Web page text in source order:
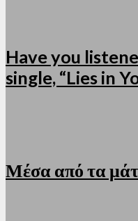
Have you
single, “Lies in
Μέσα από τα